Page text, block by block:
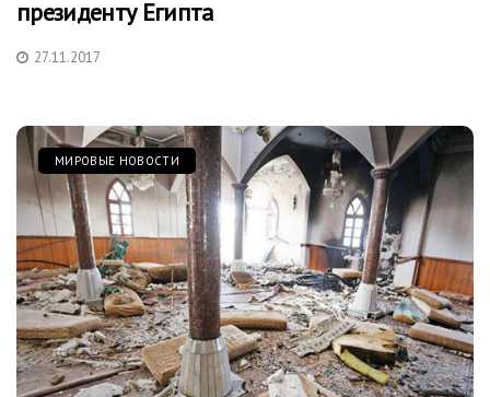
президенту Египта
27.11.2017
МИРОВЫЕ НОВОСТИ